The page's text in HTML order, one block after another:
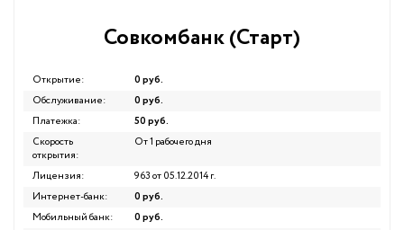
Совкомбанк (Старт)
Открытие:
0 руб.
Обслуживание:
0 руб.
Платежка:
50 руб.
Скорость
открытия:
От 1 рабочего дня
Лицензия:
963 от 05.12.2014 г.
Интернет-банк:
0 руб.
Мобильный банк:
0 руб.